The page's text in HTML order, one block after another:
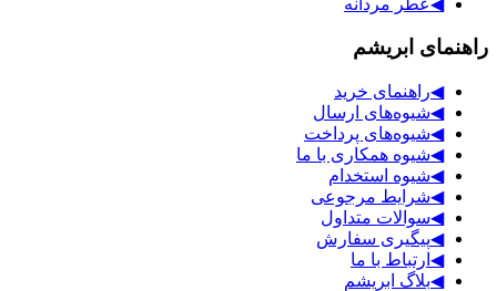
◀عطر مردانه
راهنمای ابریشم
◀راهنمای خرید
◀شیوه‌های ارسال
◀شیوه‌های پرداخت
◀شیوه همکاری با ما
◀شیوه استخدام
◀شرایط مرجوعی
◀سوالات متداول
◀پیگیری سفارش
◀ ارتباط با ما
◀بلاگ ابریشم